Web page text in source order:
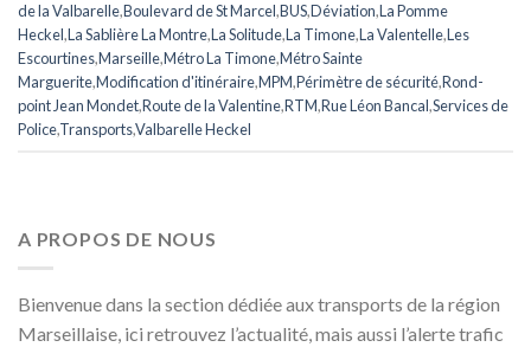
de la Valbarelle,Boulevard de St Marcel,BUS,Déviation,La Pomme
Heckel,La Sablière La Montre,La Solitude,La Timone,La Valentelle,Les
Escourtines,Marseille,Métro La Timone,Métro Sainte
Marguerite,Modification d'itinéraire,MPM,Périmètre de sécurité,Rond-
point Jean Mondet,Route de la Valentine,RTM,Rue Léon Bancal,Services de
Police,Transports,Valbarelle Heckel
A PROPOS DE NOUS
Bienvenue dans la section dédiée aux transports de la région
Marseillaise, ici retrouvez l’actualité, mais aussi l’alerte trafic